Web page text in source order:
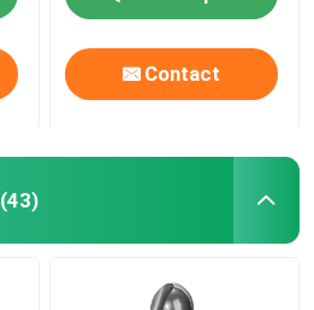
Contact
(43)